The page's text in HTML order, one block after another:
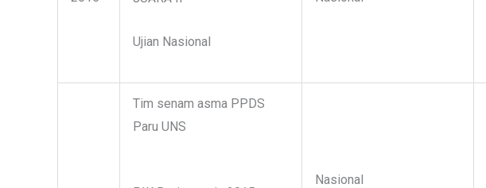
Ujian Nasional
Tim senam asma PPDS
Paru UNS
Nasional